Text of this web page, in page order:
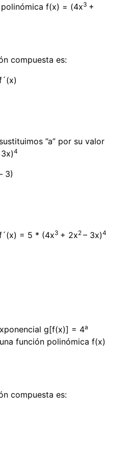
polinómica f(x) = (4x3 +
compuesta es:
”a” por su valor
4
3)
= 5 * (4x3 + 2x2 – 3x)4
g[f(x)] = 4a
función polinómica f(x)
compuesta es: